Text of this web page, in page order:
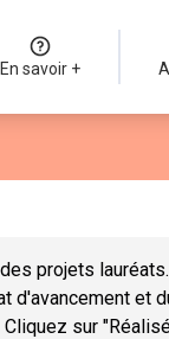
En savoir +
projets lauréats.
et
sur